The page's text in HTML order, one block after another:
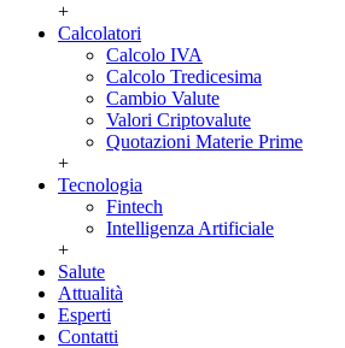
+
Calcolatori
Calcolo IVA
Calcolo Tredicesima
Cambio Valute
Valori Criptovalute
Quotazioni Materie Prime
+
Tecnologia
Fintech
Intelligenza Artificiale
+
Salute
Attualità
Esperti
Contatti